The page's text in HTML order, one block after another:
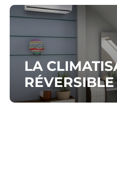
LA
RÉVERSIBLE